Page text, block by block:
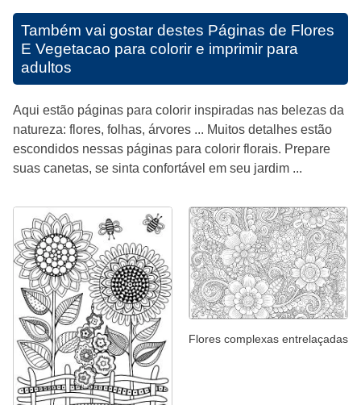
Também vai gostar destes Páginas de Flores
E Vegetacao para colorir e imprimir para
adultos
Aqui estão páginas para colorir inspiradas nas belezas da
natureza: flores, folhas, árvores ... Muitos detalhes estão
escondidos nessas páginas para colorir florais. Prepare
suas canetas, se sinta confortável em seu jardim ...
Flores complexas entrelaçadas